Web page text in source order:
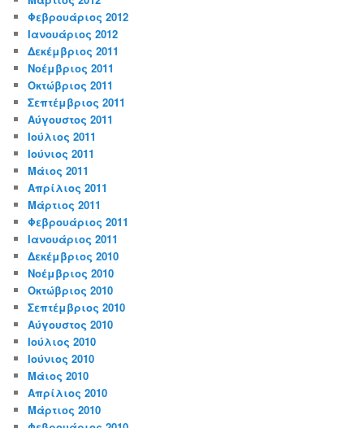
Φεβρουάριος 2012
Ιανουάριος 2012
Δεκέμβριος 2011
Νοέμβριος 2011
Οκτώβριος 2011
Σεπτέμβριος 2011
Αύγουστος 2011
Ιούλιος 2011
Ιούνιος 2011
Μάιος 2011
Απρίλιος 2011
Μάρτιος 2011
Φεβρουάριος 2011
Ιανουάριος 2011
Δεκέμβριος 2010
Νοέμβριος 2010
Οκτώβριος 2010
Σεπτέμβριος 2010
Αύγουστος 2010
Ιούλιος 2010
Ιούνιος 2010
Μάιος 2010
Απρίλιος 2010
Μάρτιος 2010